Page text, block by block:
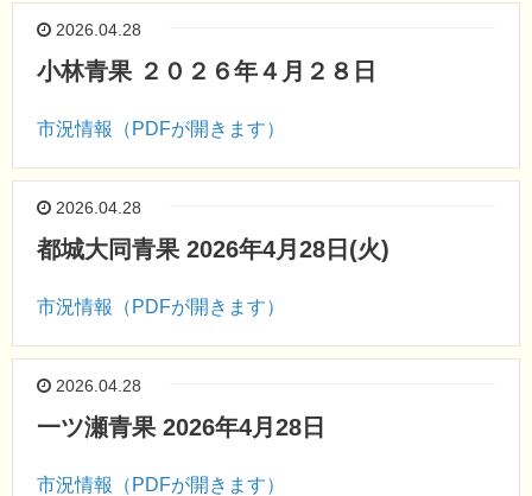
2026.04.28
小林青果 ２０２６年４月２８日
市況情報（PDFが開きます）
2026.04.28
都城大同青果 2026年4月28日(火)
市況情報（PDFが開きます）
2026.04.28
一ツ瀬青果 2026年4月28日
市況情報（PDFが開きます）